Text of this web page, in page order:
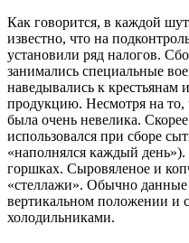
Как говорится, в каждой
известно, что на
установили ряд налогов.
занимались специальные
наведывались к крестьянам
продукцию. Несмотря на то,
была очень невелика.
использовался при сборе
«наполнялся каждый
горшках. Сыровяленое и
«стеллажи». Обычно
вертикальном положении и
холодильниками.